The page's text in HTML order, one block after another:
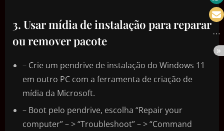
3. Usar mídia de instalação para reparar
ou remover pacote
– Crie um pendrive de instalação do Windows 11
em outro PC com a ferramenta de criação de
mídia da Microsoft.
– Boot pelo pendrive, escolha “Repair your
computer” – > “Troubleshoot” – > “Command